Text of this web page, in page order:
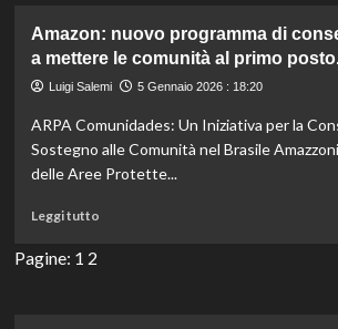
Trump
punta
sulle
petrolifere
venezuelane:
polemiche
Amazon: nuovo programma di
a mettere le comunità al primo
Luigi Salemi 5 Gennaio 2026 : 18:20
ARPA Comunidades: Un Iniziativa per la
Sostegno alle Comunità nel Brasile
delle Aree Protette...
Leggi tuttoLeggi
Pagine: 1 2